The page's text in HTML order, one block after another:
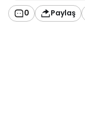
0 Paylaş